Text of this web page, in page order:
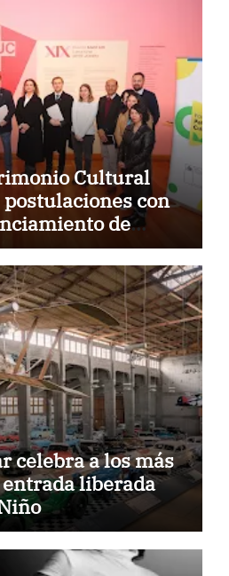
Cultural
con
de
celebra a los más
liberada